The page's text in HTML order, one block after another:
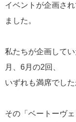
イベントが企画さ
ました。
私たちが企画して
月、6月の2回、
いずれも満席でし
その「ベートーヴ
音楽・美術の旅
お知らせ
Andanteたより